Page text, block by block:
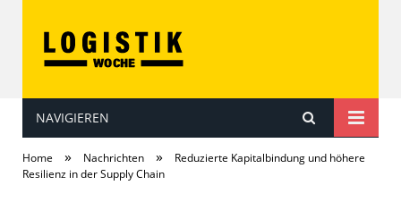
LOGISTIKwoche
NAVIGIEREN
Home » Nachrichten »
Reduzierte Kapitalbindung und höhere
Resilienz in der Supply Chain